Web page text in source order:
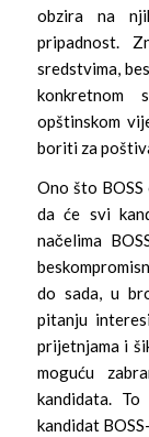
obzira na
pripadnost.
sredstvima,
konkretnom
opštinskom
boriti za
Ono što
da će svi
načelima
do sada, u
pitanju
prijetnjama i
moguću
kandidata.
kandidat